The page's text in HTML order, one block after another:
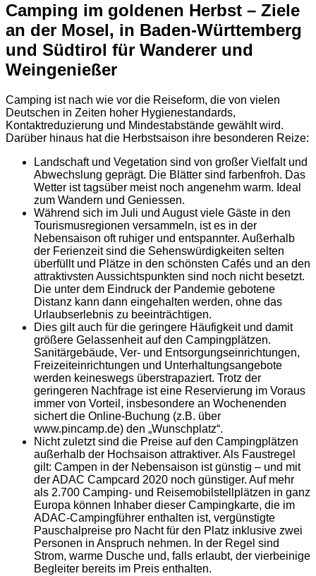
Camping im goldenen Herbst – Ziele
an der Mosel, in Baden-Württemberg
und Südtirol für Wanderer und
Weingenießer
Camping ist nach wie vor die Reiseform, die von vielen
Deutschen in Zeiten hoher Hygienestandards,
Kontaktreduzierung und Mindestabstände gewählt wird.
Darüber hinaus hat die Herbstsaison ihre besonderen Reize:
Landschaft und Vegetation sind von großer Vielfalt und
Abwechslung geprägt. Die Blätter sind farbenfroh. Das
Wetter ist tagsüber meist noch angenehm warm. Ideal
zum Wandern und Geniessen.
Während sich im Juli und August viele Gäste in den
Tourismusregionen versammeln, ist es in der
Nebensaison oft ruhiger und entspannter. Außerhalb
der Ferienzeit sind die Sehenswürdigkeiten selten
überfüllt und Plätze in den schönsten Cafés und an den
attraktivsten Aussichtspunkten sind noch nicht besetzt.
Die unter dem Eindruck der Pandemie gebotene
Distanz kann dann eingehalten werden, ohne das
Urlaubserlebnis zu beeinträchtigen.
Dies gilt auch für die geringere Häufigkeit und damit
größere Gelassenheit auf den Campingplätzen.
Sanitärgebäude, Ver- und Entsorgungseinrichtungen,
Freizeiteinrichtungen und Unterhaltungsangebote
werden keineswegs überstrapaziert. Trotz der
geringeren Nachfrage ist eine Reservierung im Voraus
immer von Vorteil, insbesondere an Wochenenden
sichert die Online-Buchung (z.B. über
www.pincamp.de) den „Wunschplatz“.
Nicht zuletzt sind die Preise auf den Campingplätzen
außerhalb der Hochsaison attraktiver. Als Faustregel
gilt: Campen in der Nebensaison ist günstig – und mit
der ADAC Campcard 2020 noch günstiger. Auf mehr
als 2.700 Camping- und Reisemobilstellplätzen in ganz
Europa können Inhaber dieser Campingkarte, die im
ADAC-Campingführer enthalten ist, vergünstigte
Pauschalpreise pro Nacht für den Platz inklusive zwei
Personen in Anspruch nehmen. In der Regel sind
Strom, warme Dusche und, falls erlaubt, der vierbeinige
Begleiter bereits im Preis enthalten.